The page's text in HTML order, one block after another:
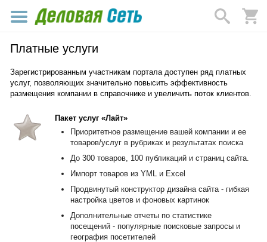
Платные услуги
Зарегистрированным участникам портала доступен ряд платных
услуг, позволяющих значительно повысить эффективность
размещения компании в справочнике и увеличить поток клиентов.
Пакет услуг «Лайт»
Приоритетное размещение вашей компании и ее
товаров/услуг в рубриках и результатах поиска
До 300 товаров, 100 публикаций и страниц сайта.
Импорт товаров из YML и Excel
Продвинутый конструктор дизайна сайта - гибкая
настройка цветов и фоновых картинок
Дополнительные отчеты по статистике
посещений - популярные поисковые запросы и
география посетителей